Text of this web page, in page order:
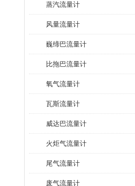
蒸汽流量计
风量流量计
巍缔巴流量计
比拖巴流量计
氧气流量计
瓦斯流量计
威达巴流量计
火炬气流量计
尾气流量计
废气流量计